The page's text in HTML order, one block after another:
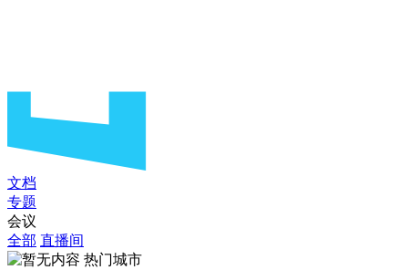
文档
专题
会议
全部 直播间
热门城市